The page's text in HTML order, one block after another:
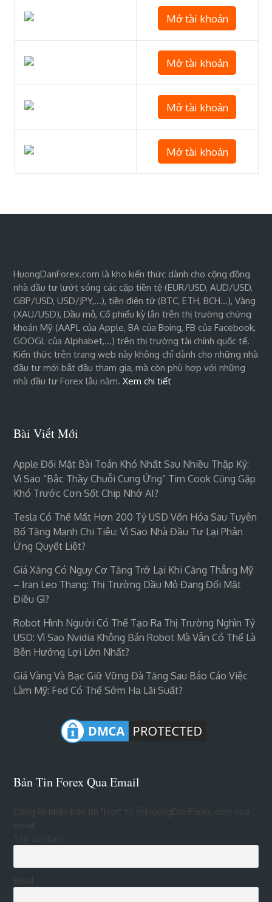
Mở tài khoản
Mở tài khoản
Mở tài khoản
Mở tài khoản
HuongDanForex.com là kho kiến thức dành cho cộng đồng
nhà đầu tư lướt sóng các cặp tiền tệ (EUR/USD, AUD/USD,
GBP/USD, USD/JPY,…), tiền điện tử (BTC, ETH, BCH…), Vàng
(XAU/USD), Dầu mỏ, Cổ phiếu kỳ lân trên thị trường chứng
khoán Mỹ (AAPL của Apple, BA của Boing, FB của Facebook,
GOOGL của Alphabet,…) trên thị trường tài chính quốc tế.
Kiến thức trên trang web này không chỉ dành cho những nhà
đầu tư mới bắt đầu tham gia, mà còn phù hợp với những
nhà đầu tư Forex lâu năm.Xem chi tiết
Bài Viết Mới
Apple Đối Mặt Bài Toán Khó Nhất Sau Nhiều Thập Kỷ:
Vì Sao “bậc Thầy Chuỗi Cung Ứng” Tim Cook Cũng Gặp
Khó Trước Cơn Sốt Chip Nhớ AI?
Tesla Có Thể Mất Hơn 200 Tỷ USD Vốn Hóa Sau Tuyên
Bố Tăng Mạnh Chi Tiêu: Vì Sao Nhà Đầu Tư Lại Phản
Ứng Quyết Liệt?
Giá Xăng Có Nguy Cơ Tăng Trở Lại Khi Căng Thẳng Mỹ
– Iran Leo Thang: Thị Trường Dầu Mỏ Đang Đối Mặt
Điều Gì?
Robot Hình Người Có Thể Tạo Ra Thị Trường Nghìn Tỷ
USD: Vì Sao Nvidia Không Bán Robot Mà Vẫn Có Thể Là
Bên Hưởng Lợi Lớn Nhất?
Giá Vàng Và Bạc Giữ Vững Đà Tăng Sau Báo Cáo Việc
Làm Mỹ: Fed Có Thể Sớm Hạ Lãi Suất?
Bản Tin Forex Qua Email
Đăng ký nhận bản tin "Hot" từ HuongDanForex.com qua
Tên của bạn